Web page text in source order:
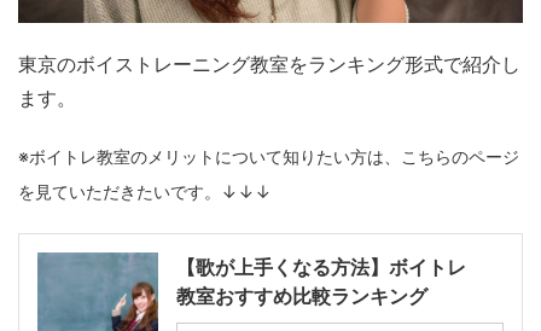
東京のボイストレーニング教室をランキング形式で紹介し
ます。
※ボイトレ教室のメリットについて知りたい方は、こちらのページ
を見ていただきたいです。↓↓↓
【歌が上手くなる方法】ボイトレ
教室おすすめ比較ランキング